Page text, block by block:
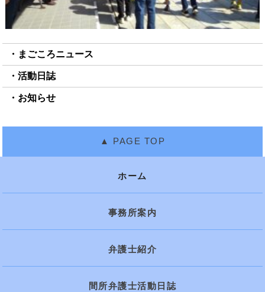
まごころニュース
活動日誌
お知らせ
ホーム
事務所案内
弁護士紹介
間所弁護士活動日誌